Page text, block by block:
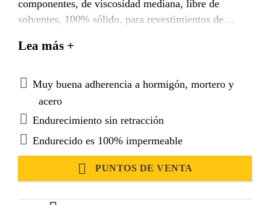
componentes, de viscosidad mediana, libre de
solventes, 100% sólido, para revestimientos de
Lea más +
Muy buena adherencia a hormigón, mortero y
acero
Endurecimiento sin retracción
Endurecido es 100% impermeable
PUNTOS DE VENTA